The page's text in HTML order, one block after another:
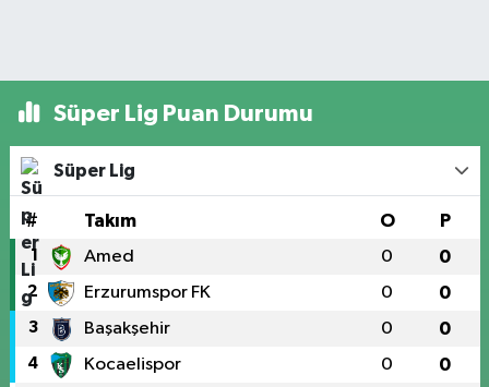
Süper Lig Puan Durumu
Süper Lig
# Takım O P
1 Amed 0 0
2 Erzurumspor FK 0 0
3 Başakşehir 0 0
4 Kocaelispor 0 0